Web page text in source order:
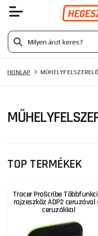
HONLAP
TOP TERMÉKEK
Tracer ProScribe
rajzeszköz ADP2 ceruzával
ceruzákkal